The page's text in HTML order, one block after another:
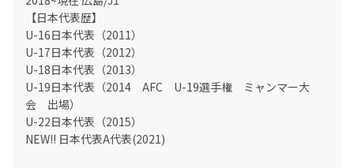
【日本代表歴】
U-16日本代表（2011）
U-17日本代表（2012）
U-18日本代表（2013）
U-19日本代表（2014 AFC U-19選手権 ミャンマー大
会 出場）
U-22日本代表（2015）
NEW!! 日本代表A代表(2021)